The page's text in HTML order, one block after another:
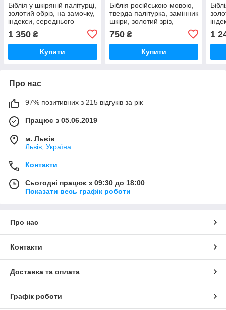
Біблія у шкіряній палітурці,
золотий обріз, на замочку,
індекси, середнього
1 350 ₴
Купити
Біблія російською мовою,
тверда палітурка, замінник
шкіри, золотий зріз,
пошукові індекси (17×24
см)
750₴
Купити
1
Про нас
97% позитивних з 215 відгуків за рік
Працює з 05.06.2019
м. Львів
Львів, Україна
Контакти
Сьогодні працює з 09:30 до 18:00
Показати весь графік роботи
Про нас
Контакти
Доставка та оплата
Графік роботи